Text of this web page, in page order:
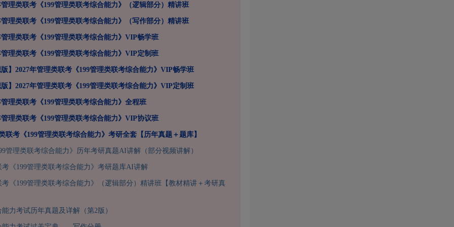
管理类联考《199管理类联考综合能力》（逻辑部分）精讲班
管理类联考《199管理类联考综合能力》（写作部分）精讲班
管理类联考《199管理类联考综合能力》VIP畅学班
管理类联考《199管理类联考综合能力》VIP定制班
】2027年管理类联考《199管理类联考综合能力》VIP畅学班
】2027年管理类联考《199管理类联考综合能力》VIP定制班
管理类联考《199管理类联考综合能力》全程班
管理类联考《199管理类联考综合能力》VIP协议班
联考《199管理类联考综合能力》考研全套【历年真题＋题库】
管理类联考综合能力》历年考研真题AI讲解（部分视频讲解）
考《199管理类联考综合能力》考研题库AI讲解
考《199管理类联考综合能力》（逻辑部分）精讲班【教材精讲＋考研真
力考试历年真题及详解（第2版）